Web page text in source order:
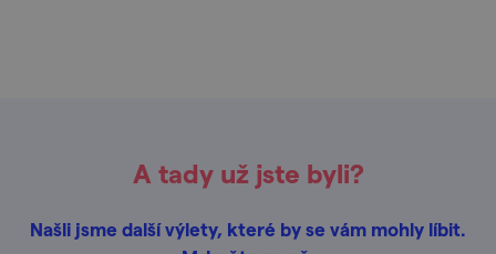
A tady už jste byli?
Našli jsme další výlety, které by se vám mohly líbit.